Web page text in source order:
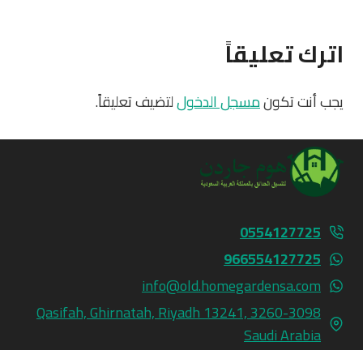
اترك تعليقاً
يجب أنت تكونمسجل الدخوللتضيف تعليقاً.
0554127725
966554127725
info@old.homegardensa.com
3260-3098 Qasifah, Ghirnatah, Riyadh 13241,
Saudi Arabia